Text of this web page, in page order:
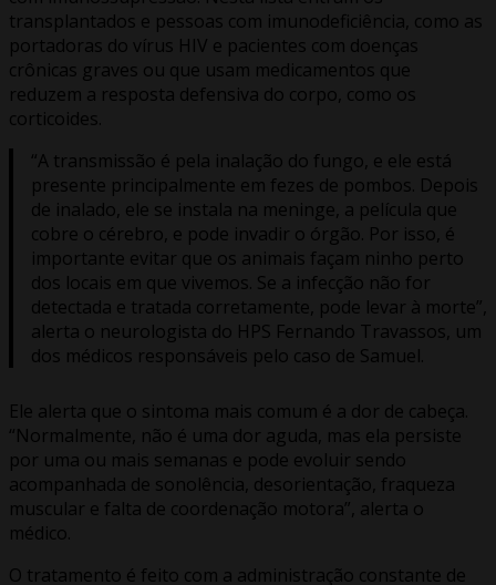
transplantados e pessoas com imunodeficiência, como as
portadoras do vírus HIV e pacientes com doenças
crônicas graves ou que usam medicamentos que
reduzem a resposta defensiva do corpo, como os
corticoides.
“A transmissão é pela inalação do fungo, e ele está
presente principalmente em fezes de pombos. Depois
de inalado, ele se instala na meninge, a película que
cobre o cérebro, e pode invadir o órgão. Por isso, é
importante evitar que os animais façam ninho perto
dos locais em que vivemos. Se a infecção não for
detectada e tratada corretamente, pode levar à morte”,
alerta o neurologista do HPS Fernando Travassos, um
dos médicos responsáveis pelo caso de Samuel.
Ele alerta que o sintoma mais comum é a dor de cabeça.
“Normalmente, não é uma dor aguda, mas ela persiste
por uma ou mais semanas e pode evoluir sendo
acompanhada de sonolência, desorientação, fraqueza
muscular e falta de coordenação motora”, alerta o
médico.
O tratamento é feito com a administração constante de